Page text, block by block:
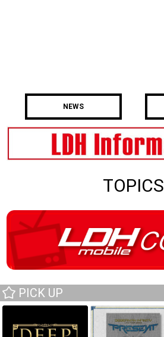
NEWS
TOPICS
PICK UP